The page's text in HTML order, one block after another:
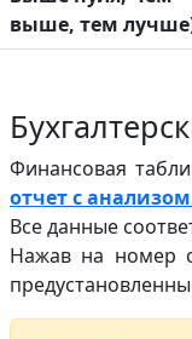
выше, тем
Финансовая
отчет с
Все данные
Нажав на номер